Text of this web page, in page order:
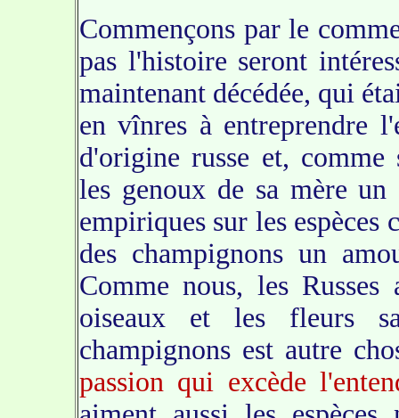
Commençons par le
pas l'histoire seront
maintenant décédée, qui
en vînres à entreprendre
d'origine russe et, comme
les genoux de sa mère un
empiriques sur les espèces
des champignons un
Comme nous, les
oiseaux et les fleurs
champignons est autre
passion qui excède